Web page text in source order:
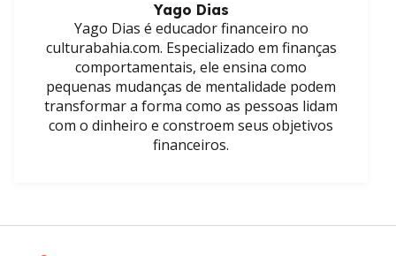
Yago Dias
Yago Dias é educador financeiro no
culturabahia.com. Especializado em finanças
comportamentais, ele ensina como
pequenas mudanças de mentalidade podem
transformar a forma como as pessoas lidam
com o dinheiro e constroem seus objetivos
financeiros.